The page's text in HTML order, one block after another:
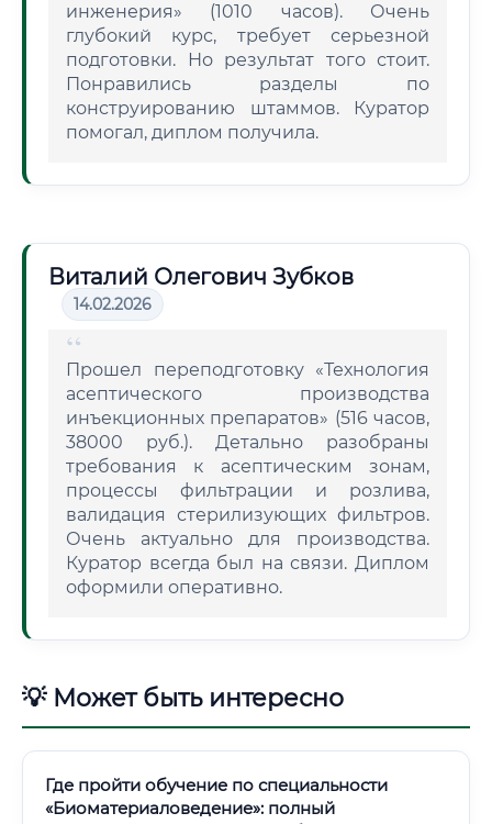
инженерия» (1010 часов). Очень
глубокий курс, требует серьезной
подготовки. Но результат того стоит.
Понравились разделы по
конструированию штаммов. Куратор
помогал, диплом получила.
Виталий Олегович Зубков
14.02.2026
Прошел переподготовку «Технология
асептического производства
инъекционных препаратов» (516 часов,
38000 руб.). Детально разобраны
требования к асептическим зонам,
процессы фильтрации и розлива,
валидация стерилизующих фильтров.
Очень актуально для производства.
Куратор всегда был на связи. Диплом
оформили оперативно.
💡 Может быть интересно
Где пройти обучение по специальности
«Биоматериаловедение»: полный